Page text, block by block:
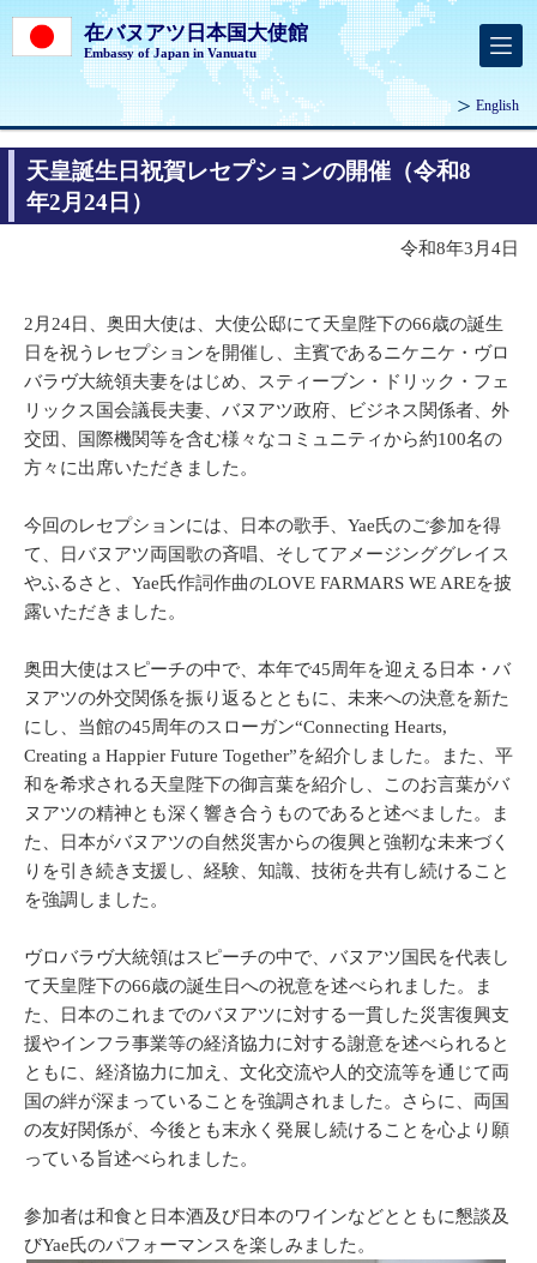
在バヌアツ日本国大使館
Embassy of Japan in Vanuatu
English
天皇誕生日祝賀レセプションの開催（令和8
年2月24日）
令和8年3月4日
2月24日、奥田大使は、大使公邸にて天皇陛下の66歳の誕生
日を祝うレセプションを開催し、主賓であるニケニケ・ヴロ
バラヴ大統領夫妻をはじめ、スティーブン・ドリック・フェ
リックス国会議長夫妻、バヌアツ政府、ビジネス関係者、外
交団、国際機関等を含む様々なコミュニティから約100名の
方々に出席いただきました。
今回のレセプションには、日本の歌手、Yae氏のご参加を得
て、日バヌアツ両国歌の斉唱、そしてアメージンググレイス
やふるさと、Yae氏作詞作曲のLOVE FARMARS WE AREを披
露いただきました。
奥田大使はスピーチの中で、本年で45周年を迎える日本・バ
ヌアツの外交関係を振り返るとともに、未来への決意を新た
にし、当館の45周年のスローガン“Connecting Hearts,
Creating a Happier Future Together”を紹介しました。また、平
和を希求される天皇陛下の御言葉を紹介し、このお言葉がバ
ヌアツの精神とも深く響き合うものであると述べました。ま
た、日本がバヌアツの自然災害からの復興と強靭な未来づく
りを引き続き支援し、経験、知識、技術を共有し続けること
を強調しました。
ヴロバラヴ大統領はスピーチの中で、バヌアツ国民を代表し
て天皇陛下の66歳の誕生日への祝意を述べられました。ま
た、日本のこれまでのバヌアツに対する一貫した災害復興支
援やインフラ事業等の経済協力に対する謝意を述べられると
ともに、経済協力に加え、文化交流や人的交流等を通じて両
国の絆が深まっていることを強調されました。さらに、両国
の友好関係が、今後とも末永く発展し続けることを心より願
っている旨述べられました。
参加者は和食と日本酒及び日本のワインなどとともに懇談及
びYae氏のパフォーマンスを楽しみました。